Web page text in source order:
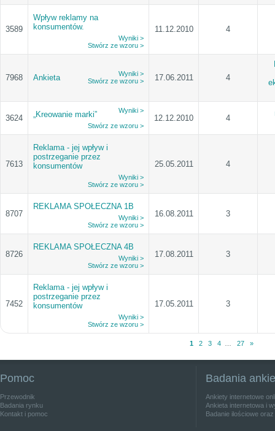
3589
Wpływ reklamy na
konsumentów.
Wyniki >
Stwórz ze wzoru >
11.12.2010 4
7968 Ankieta
Wyniki >
Stwórz ze wzoru >
17.06.2011 4
3624 „Kreowanie marki” Wyniki >
Stwórz ze wzoru >
12.12.2010 4
7613
Reklama - jej wpływ i
postrzeganie przez
konsumentów
Wyniki >
Stwórz ze wzoru >
25.05.2011 4
8707
REKLAMA SPOŁECZNA 1B
Wyniki >
Stwórz ze wzoru >
16.08.2011 3
8726
REKLAMA SPOŁECZNA 4B
Wyniki >
Stwórz ze wzoru >
17.08.2011 3
7452
Reklama - jej wpływ i
postrzeganie przez
konsumentów
Wyniki >
Stwórz ze wzoru >
17.05.2011 3
1 2 3 4 27 »
Pomoc
Przewodnik
Badania rynku
Kontakt i pomoc
Badania
Ankiety internetowe
Ankieta internetowa i
Badanie ilościowe